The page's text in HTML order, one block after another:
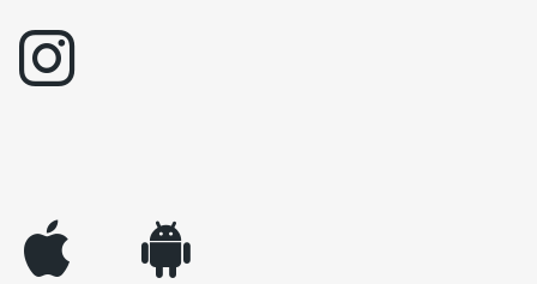
instagram
appleinc android